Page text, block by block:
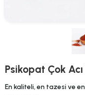
Psikopat Çok Acı
En kaliteli, en tazesi ve